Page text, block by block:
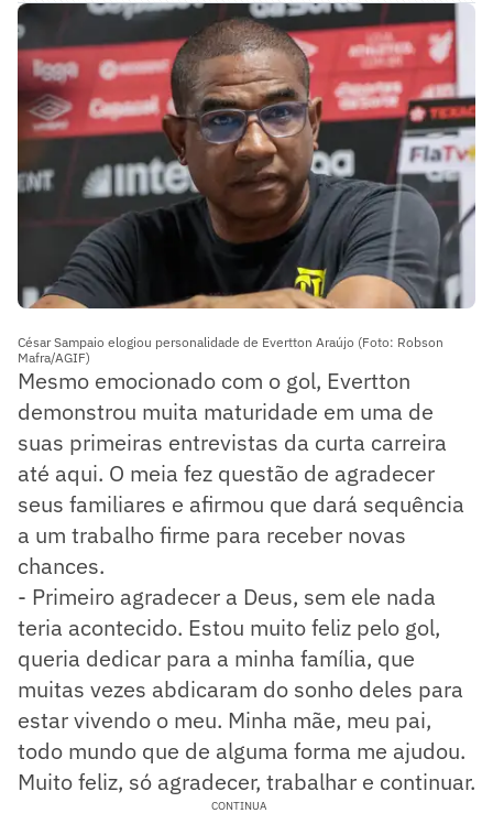
César Sampaio elogiou personalidade de Evertton Araújo (Foto: Robson
Mafra/AGIF)
Mesmo emocionado com o gol, Evertton
demonstrou muita maturidade em uma de
suas primeiras entrevistas da curta carreira
até aqui. O meia fez questão de agradecer
seus familiares e afirmou que dará sequência
a um trabalho firme para receber novas
chances.
- Primeiro agradecer a Deus, sem ele nada
teria acontecido. Estou muito feliz pelo gol,
queria dedicar para a minha família, que
muitas vezes abdicaram do sonho deles para
estar vivendo o meu. Minha mãe, meu pai,
todo mundo que de alguma forma me ajudou.
Muito feliz, só agradecer, trabalhar e continuar.
CONTINUA